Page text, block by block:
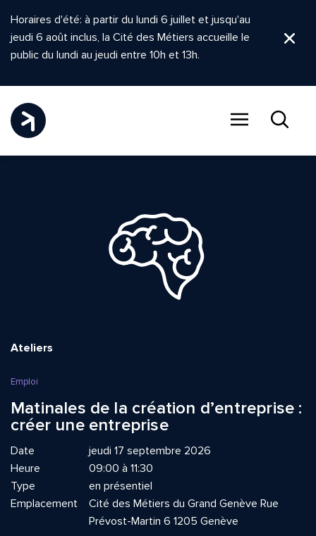
Horaires d'été: à partir du lundi 6 juillet et jusqu'au
jeudi 6 août inclus, la Cité des Métiers accueille le
public du lundi au jeudi entre 10h et 13h.
Ateliers
Emploi
Matinales de la création d’entreprise :
créer une entreprise
Date
jeudi 17 septembre 2026
Heure
09:00 à 11:30
Type
en présentiel
Emplacement
Cité des Métiers du Grand Genève Rue
Prévost-Martin 6 1205 Genève